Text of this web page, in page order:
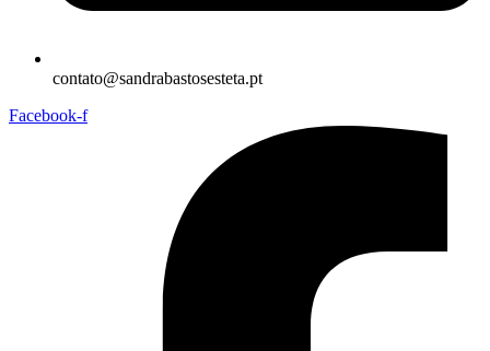
contato@sandrabastosesteta.pt
Facebook-f